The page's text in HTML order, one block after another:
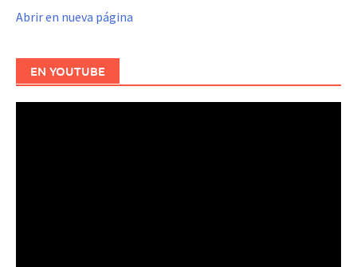
Abrir en nueva página
EN YOUTUBE